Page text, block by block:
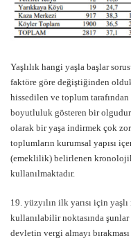
Yaşlılık hangi yaşla başlar
faktöre göre değiştiğinden
hissedilen ve toplum
boyutluluk gösteren bir olgudur.
olarak bir yaşa indirmek çok
toplumların kurumsal yapısı
(emeklilik) belirlenen
kullanılmaktadır.
19. yüzyılın ilk yarısı için
kullanılabilir noktasında
devletin vergi almayı